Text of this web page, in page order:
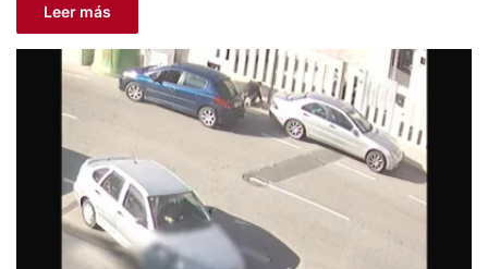
Leer más